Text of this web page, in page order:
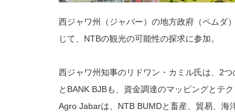
西ジャワ州（ジャバー）の地方政府（ペムダ
じて、NTBの観光の可能性の探求に参加。
西ジャワ州知事のリドワン・カミル氏は、2
とBANK BJBも、資金調達のマッピングとテ
Agro Jabarは、NTB BUMDと畜産、貿易、海